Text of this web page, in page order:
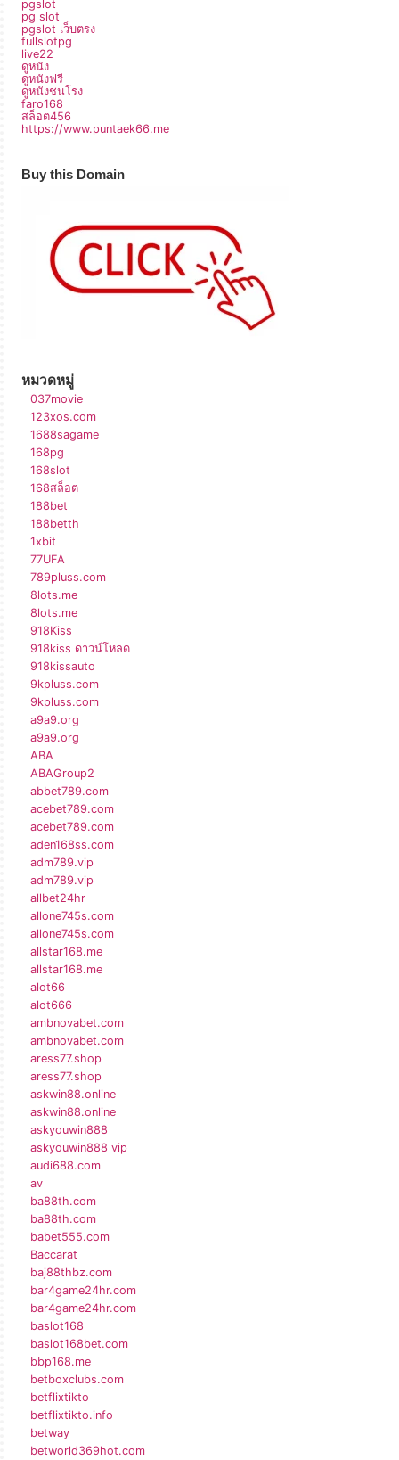
pgslot
pg slot
pgslot เว็บตรง
fullslotpg
live22
ดูหนัง
ดูหนังฟรี
ดูหนังชนโรง
faro168
สล็อต456
https://www.puntaek66.me
Buy this Domain
หมวดหมู่
037movie
123xos.com
1688sagame
168pg
168slot
168สล็อต
188bet
188betth
1xbit
77UFA
789pluss.com
8lots.me
8lots.me
918Kiss
918kiss ดาวน์โหลด
918kissauto
9kpluss.com
9kpluss.com
a9a9.org
a9a9.org
ABA
ABAGroup2
abbet789.com
acebet789.com
acebet789.com
aden168ss.com
adm789.vip
adm789.vip
allbet24hr
allone745s.com
allone745s.com
allstar168.me
allstar168.me
alot66
alot666
ambnovabet.com
ambnovabet.com
aress77.shop
aress77.shop
askwin88.online
askwin88.online
askyouwin888
askyouwin888 vip
audi688.com
av
ba88th.com
ba88th.com
babet555.com
Baccarat
baj88thbz.com
bar4game24hr.com
bar4game24hr.com
baslot168
baslot168bet.com
bbp168.me
betboxclubs.com
betflixtikto
betflixtikto.info
betway
betworld369hot.com